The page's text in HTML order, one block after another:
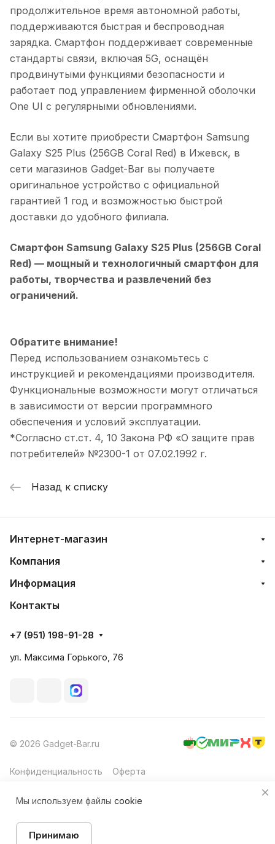
продолжительное время автономной работы,
поддерживаются быстрая и беспроводная
зарядка. Смартфон поддерживает современные
стандарты связи, включая 5G, оснащён
продвинутыми функциями безопасности и
работает под управлением фирменной оболочки
One UI с регулярными обновлениями.
Если вы хотите приобрести Смартфон Samsung
Galaxy S25 Plus (256GB Coral Red) в Ижевск, в
сети магазинов Gadget-Bar вы получаете
оригинальное устройство с официальной
гарантией 1 год и возможностью быстрой
доставки до удобного филиала.
Смартфон Samsung Galaxy S25 Plus (256GB Coral
Red) — мощный и технологичный смартфон для
работы, творчества и развлечений без
ограничений.
Обратите внимание!
Перед использованием ознакомьтесь с
инструкцией и рекомендациями производителя.
Функциональные возможности могут отличаться
в зависимости от версии программного
обеспечения и условий эксплуатации.
*Согласно ст.ст. 4, 10 Закона РФ «О защите прав
потребителей» №2300-1 от 07.02.1992 г.
Назад к списку
Интернет-магазин
Компания
Информация
Контакты
+7 (951) 198-91-28
ул. Максима Горького, 76
© 2026 Gadget-Bar.ru
Конфиденциальность Оферта
Мы используем файлы cookie
Принимаю